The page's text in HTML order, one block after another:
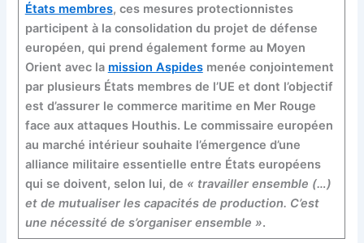
États membres, ces mesures protectionnistes
participent à la consolidation du projet de défense
européen, qui prend également forme au Moyen
Orient avec la mission Aspidesmenée conjointement
par plusieurs États membres de l’UE et dont l’objectif
est d’assurer le commerce maritime en Mer Rouge
face aux attaques Houthis. Le commissaire européen
au marché intérieur souhaite l’émergence d’une
alliance militaire essentielle entre États européens
qui se doivent, selon lui, de « travailler ensemble (…)
et de mutualiser les capacités de production. C’est
une nécessité de s’organiser ensemble ».